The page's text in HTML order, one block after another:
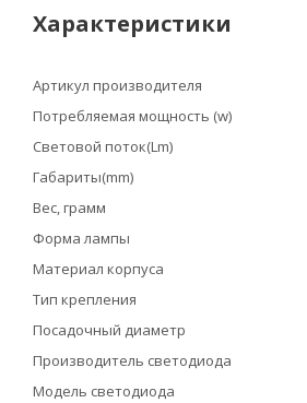
Характеристики
Артикул производителя
Потребляемая мощность (w)
Световой поток(Lm)
Габариты(mm)
Вес, грамм
Форма лампы
Материал корпуса
Тип крепления
Посадочный диаметр
Производитель светодиода
Модель светодиода